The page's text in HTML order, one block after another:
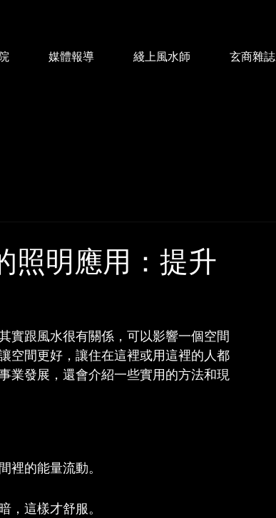
媒體報導 綫上風水師 玄商雜誌
照明應用：提升
實跟風水很有關係，可以影響一個空間
空間更好，讓住在這裡或用這裡的人都
業發展，還會介紹一些實用的方法和現
裡的能量流動。
，這樣才舒服。